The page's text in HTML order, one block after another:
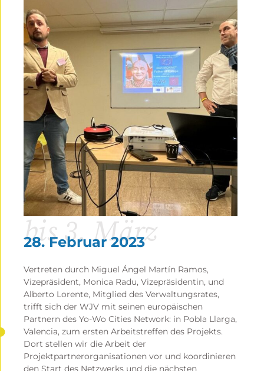
28. Februar 2023
bis 3. März
Vertreten durch Miguel Ángel Martín Ramos,
Vizepräsident, Monica Radu, Vizepräsidentin, und
Alberto Lorente, Mitglied des Verwaltungsrates,
trifft sich der WJV mit seinen europäischen
Partnern des Yo-Wo Cities Network: in Pobla Llarga,
Valencia, zum ersten Arbeitstreffen des Projekts.
Dort stellen wir die Arbeit der
Projektpartnerorganisationen vor und koordinieren
den Start des Netzwerks und die nächsten